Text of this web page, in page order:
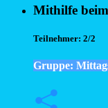
Mithilfe
Teilnehmer: 2/2
Gruppe: